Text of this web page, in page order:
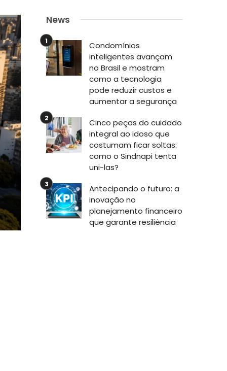
News
Condomínios
inteligentes avançam
no Brasil e mostram
como a tecnologia
pode reduzir custos e
aumentar a segurança
Cinco peças do cuidado
integral ao idoso que
costumam ficar soltas:
como o Sindnapi tenta
uni-las?
Antecipando o futuro: a
inovação no
planejamento financeiro
que garante resiliência